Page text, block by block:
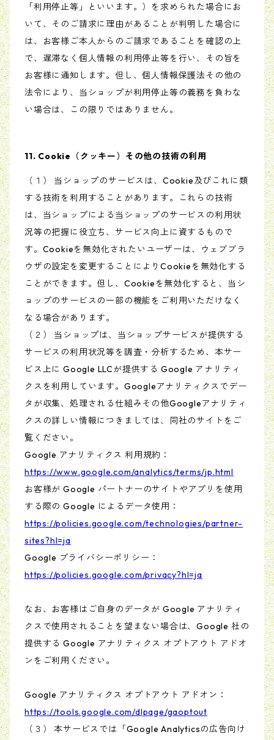
「利用停止等」といいます。）を求められた場合にお
いて、そのご請求に理由があることが判明した場合に
は、お客様ご本人からのご請求であることを確認の上
で、遅滞なく個人情報の利用停止等を行い、その旨を
お客様に通知します。但し、個人情報保護法その他の
法令により、当ショップが利用停止等の義務を負わな
い場合は、この限りではありません。
11. Cookie（クッキー）その他の技術の利用
（１） 当ショップのサービスは、Cookie及びこれに類
する技術を利用することがあります。これらの技術
は、当ショップによる当ショップのサービスの利用状
況等の把握に役立ち、サービス向上に資するもので
す。Cookieを無効化されたいユーザーは、ウェブブラ
ウザの設定を変更することによりCookieを無効化する
ことができます。但し、Cookieを無効化すると、当シ
ョップのサービスの一部の機能をご利用いただけなく
なる場合があります。
（２） 当ショップは、当ショップサービスが提供する
サービスの利用状況等を調査・分析するため、本サー
ビス上に Google LLCが提供する Google アナリティ
クスを利用しています。Googleアナリティクスでデー
タが収集、処理される仕組みその他Googleアナリティ
クスの詳しい情報につきましては、同社のサイトをご
覧ください。
Google アナリティクス 利用規約：
https://www.google.com/analytics/terms/jp.html
お客様が Google パートナーのサイトやアプリを使用
する際の Google によるデータ使用：
https://policies.google.com/technologies/partner-
sites?hl=ja
Google プライバシーポリシー：
https://policies.google.com/privacy?hl=ja
なお、お客様はご自身のデータが Google アナリティ
クスで使用されることを望まない場合は、Google 社の
提供する Google アナリティクス オプトアウト アドオ
ンをご利用ください。
Google アナリティクス オプトアウト アドオン：
https://tools.google.com/dlpage/gaoptout
（３） 本サービスでは「Google Analyticsの広告向け